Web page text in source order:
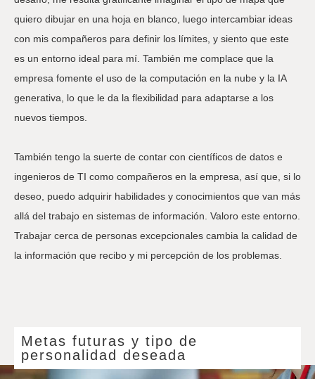
quiero dibujar en una hoja en blanco, luego intercambiar ideas
con mis compañeros para definir los límites, y siento que este
es un entorno ideal para mí. También me complace que la
empresa fomente el uso de la computación en la nube y la IA
generativa, lo que le da la flexibilidad para adaptarse a los
nuevos tiempos.
También tengo la suerte de contar con científicos de datos e
ingenieros de TI como compañeros en la empresa, así que, si lo
deseo, puedo adquirir habilidades y conocimientos que van más
allá del trabajo en sistemas de información. Valoro este entorno.
Trabajar cerca de personas excepcionales cambia la calidad de
la información que recibo y mi percepción de los problemas.
Metas futuras y tipo de
personalidad deseada